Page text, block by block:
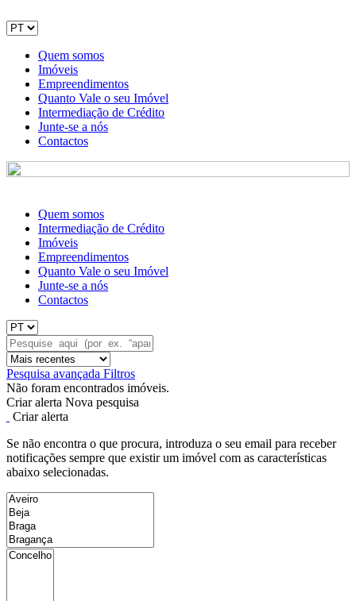
Quem somos
Imóveis
Empreendimentos
Quanto Vale o seu Imóvel
Intermediação de Crédito
Junte-se a nós
Contactos
Quem somos
Intermediação de Crédito
Imóveis
Empreendimentos
Quanto Vale o seu Imóvel
Junte-se a nós
Contactos
Pesquisa avançada Filtros
Não foram encontrados imóveis.
Criar alerta Nova pesquisa
Criar alerta
Se não encontra o que procura, introduza o seu email para receber
notificações sempre que existir um imóvel com as características
abaixo selecionadas.